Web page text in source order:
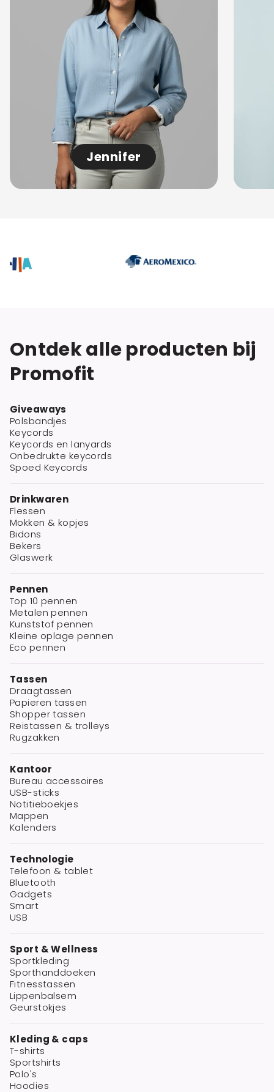
Jennifer
Ontdek alle producten bij
Promofit
Giveaways
Polsbandjes
Keycords
Keycords en lanyards
Onbedrukte keycords
Spoed Keycords
Drinkwaren
Flessen
Mokken & kopjes
Bidons
Bekers
Glaswerk
Pennen
Top 10 pennen
Metalen pennen
Kunststof pennen
Kleine oplage pennen
Eco pennen
Tassen
Draagtassen
Papieren tassen
Shopper tassen
Reistassen & trolleys
Rugzakken
Kantoor
Bureau accessoires
USB-sticks
Notitieboekjes
Mappen
Kalenders
Technologie
Telefoon & tablet
Bluetooth
Gadgets
Smart
USB
Sport & Wellness
Sportkleding
Sporthanddoeken
Fitnesstassen
Lippenbalsem
Geurstokjes
Kleding & caps
T-shirts
Sportshirts
Polo's
Hoodies